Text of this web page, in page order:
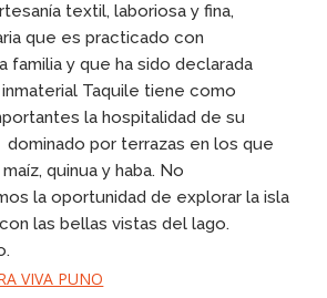
textil, laboriosa y fina,
que es practicado con
familia y que ha sido declarada
Taquile tiene como
la hospitalidad de su
por terrazas en los que
quinua y haba. No
la oportunidad de explorar la isla
las bellas vistas del lago.
VIVA PUNO